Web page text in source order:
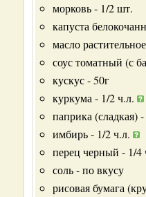
морковь - 1/2 шт.
капуста
масло
соус томатный (с
кускус - 50г
куркума - 1/2 ч.л.
паприка (сладкая)
имбирь - 1/2 ч.л.
перец черный - 1/4
соль - по вкусу
рисовая бумага